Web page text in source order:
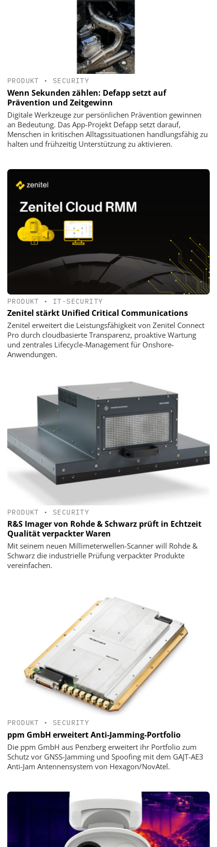
PRODUKT • SECURITY
Wenn Sekunden zählen: Defapp setzt auf
Prävention und Zeitgewinn
Digitale Werkzeuge zur persönlichen Prävention gewinnen
an Bedeutung. Das App-Projekt Defapp setzt darauf,
Menschen in kritischen Alltagssituationen handlungsfähig zu
halten und frühzeitig Unterstützung zu aktivieren.
PRODUKT • IT-SECURITY
Zenitel stärkt Unified Critical Communications
Zenitel erweitert die Leistungsfähigkeit von Zenitel Connect
Pro durch cloudbasierte Transparenz, proaktive Wartung
und zentrales Lifecycle-Management für Onshore-
Anwendungen.
PRODUKT • SECURITY
R&S Imager von Rohde & Schwarz prüft in Echtzeit
Qualität verpackter Waren
Mit seinem neuen Millimeterwellen-Scanner will Rohde &
Schwarz die industrielle Prüfung verpackter Produkte
vereinfachen.
PRODUKT • SECURITY
ppm GmbH erweitert Anti-Jamming-Portfolio
Die ppm GmbH aus Penzberg erweitert ihr Portfolio zum
Schutz vor GNSS-Jamming und Spoofing mit dem GAJT-AE3
Anti-Jam Antennensystem von Hexagon/NovAtel.